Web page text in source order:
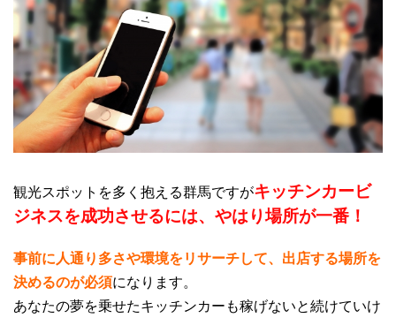
観光スポットを多く抱える群馬ですがキッチンカービ
ジネスを成功させるには、やはり場所が一番！
事前に人通り多さや環境をリサーチして、出店する場所を
決めるのが必須になります。
あなたの夢を乗せたキッチンカーも稼げないと続けていけ